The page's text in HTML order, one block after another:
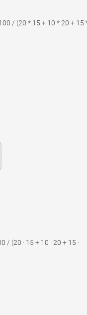
/ (20 * 15 + 10 * 20 + 15
/ (20 · 15 + 10 · 20 + 15 ·